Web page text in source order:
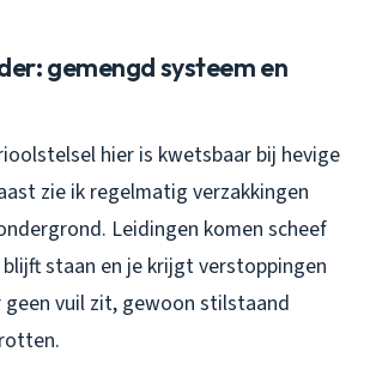
gemengd systeem en
hier is kwetsbaar bij hevige
zie ik regelmatig verzakkingen
Leidingen komen scheef
staan en je krijgt verstoppingen
geen vuil zit, gewoon stilstaand